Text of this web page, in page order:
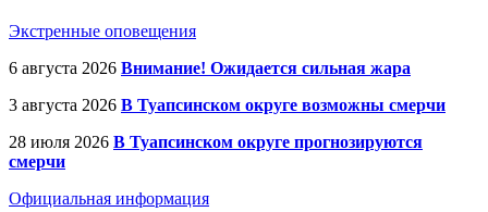
Экстренные оповещения
6 августа 2026 Внимание! Ожидается сильная жара
3 августа 2026 В Туапсинском округе возможны смерчи
28 июля 2026 В Туапсинском округе прогнозируются
смерчи
Официальная информация